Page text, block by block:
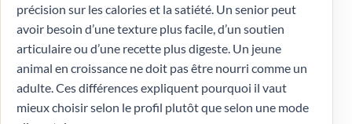
précision sur les calories et la satiété. Un senior peut
avoir besoin d’une texture plus facile, d’un soutien
articulaire ou d’une recette plus digeste. Un jeune
animal en croissance ne doit pas être nourri comme un
adulte. Ces différences expliquent pourquoi il vaut
mieux choisir selon le profil plutôt que selon une mode